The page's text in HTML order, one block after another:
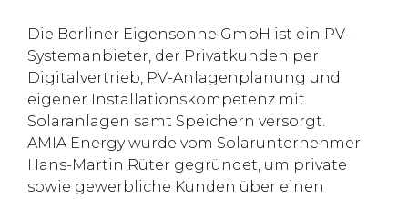
Die Berliner Eigensonne GmbH ist ein PV-
Systemanbieter, der Privatkunden per
Digitalvertrieb, PV-Anlagenplanung und
eigener Installationskompetenz mit
Solaranlagen samt Speichern versorgt.
AMIA Energy wurde vom Solarunternehmer
Hans-Martin Rüter gegründet, um private
sowie gewerbliche Kunden über einen